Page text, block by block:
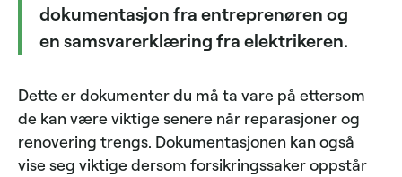
dokumentasjon fra entreprenøren og
en samsvarerklæring fra elektrikeren.
Dette er dokumenter du må ta vare på ettersom
de kan være viktige senere når reparasjoner og
renovering trengs. Dokumentasjonen kan også
vise seg viktige dersom forsikringssaker oppstår